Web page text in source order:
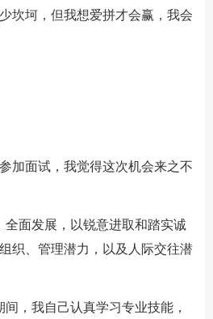
坎坷，但我想爱拼才会赢，我会
面试，我觉得这次机会来之不
面发展，以锐意进取和踏实诚
织、管理潜力，以及人际交往潜
，我自己认真学习专业技能，